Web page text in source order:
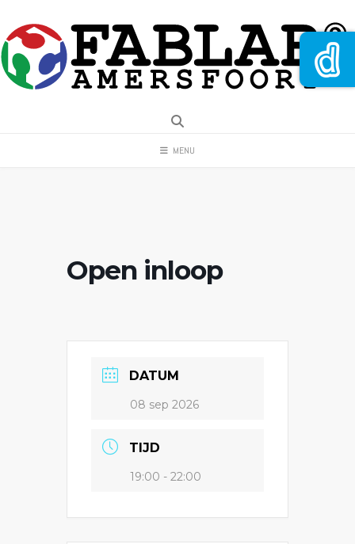
naar
inhoud
MENU
Open inloop
DATUM
08 sep 2026
TIJD
19:00 - 22:00